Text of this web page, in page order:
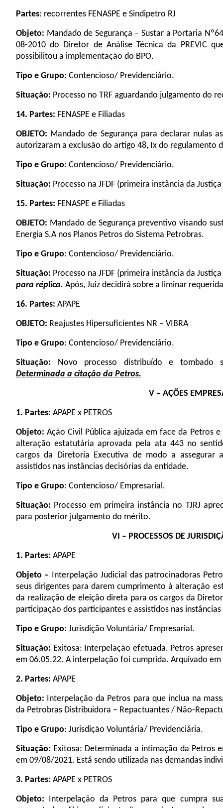
Partes: recorrentes FENASPE e Sindipetro RJ
Objeto: Mandado de Segurança – Sustar a Portaria
08-2010 do Diretor de Análise Técnica da PREVIC
possibilitou a implementação do BPO.
Tipo e Grupo: Contencioso/ Previdenciário.
Situação: Processo no TRF aguardando julgamento do
14. Partes: FENASPE e Filiadas
OBJETO: Mandado de Segurança para declarar nulas
autorizaram a exclusão do artigo 48, Ix do regulamento
Tipo e Grupo: Contencioso/ Previdenciário.
Situação: Processo na JFDF (primeira instância da
15. Partes: FENASPE e Filiadas
OBJETO: Mandado de Segurança preventivo visando
Energia S.A nos Planos Petros do Sistema Petrobras.
Tipo e Grupo: Contencioso/ Previdenciário.
Situação: Processo na JFDF (primeira instância da
para réplica. Após, Juiz decidirá sobre a liminar
16. Partes: APAPE
OBJETO: Reajustes Hipersuficientes NR – VIBRA
Tipo e Grupo: Contencioso/ Previdenciário.
Situação: Novo processo distribuído e tombado
Determinada a citação da Petros.
V – AÇÕES
1. Partes: APAPE x PETROS
Objeto: Ação Civil Pública ajuizada em face da Petros
alteração estatutária aprovada pela ata 443 no
cargos da Diretoria Executiva de modo a assegurar
assistidos nas instâncias decisórias da entidade.
Tipo e Grupo: Contencioso/ Empresarial.
Situação: Processo em primeira instância no TJRJ
para posterior julgamento do mérito.
VI – PROCESSOS DE
1. Partes: APAPE
Objeto – Interpelação Judicial das patrocinadoras
seus dirigentes para darem cumprimento à alteração
da realização de eleição direta para os cargos da
participação dos participantes e assistidos nas
Tipo e Grupo: Jurisdição Voluntária/ Empresarial.
Situação: Exitosa: Interpelação efetuada. Petros
em 06.05.22. A interpelação foi cumprida. Arquivado
2. Partes: APAPE
Objeto: Interpelação da Petros para que inclua na
da Petrobras Distribuidora – Repactuantes / Não-
Tipo e Grupo: Jurisdição Voluntária/ Previdenciária.
Situação: Exitosa: Determinada a intimação da Petros
em 09/08/2021. Está sendo utilizada nas demandas
3. Partes: APAPE x PETROS
Objeto: Interpelação da Petros para que cumpra